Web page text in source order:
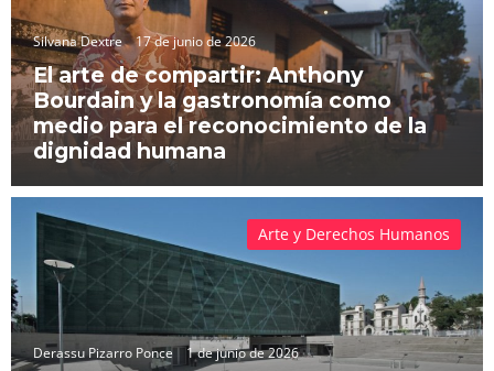
Silvana Dextre 17 de junio de 2026
El arte de compartir: Anthony
Bourdain y la gastronomía como
medio para el reconocimiento de la
dignidad humana
Derassu Pizarro Ponce 1 de junio de 2026
Arte y Derechos Humanos